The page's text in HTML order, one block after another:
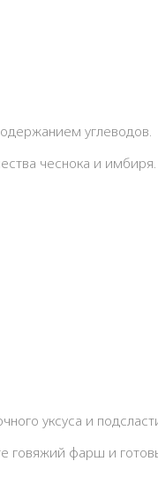
углеводов.
чеснока и
уксуса и
говяжий фарш и